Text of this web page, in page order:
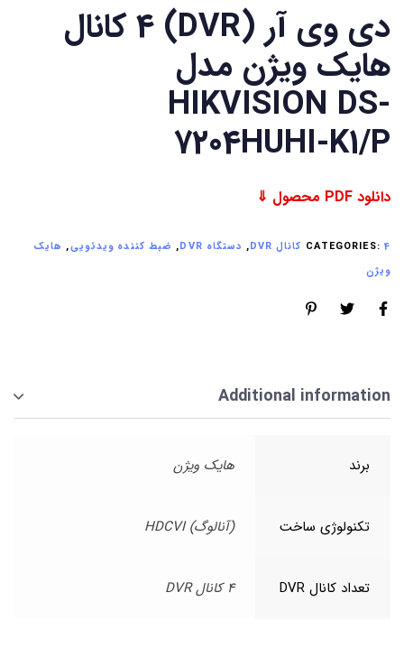
دی وی آر (DVR) 4 کانال
هایک ویژن مدل
HIKVISION DS-
7204HUHI-K1/P
دانلود PDF محصول ⇓
CATEGORIES: 4 کانال DVR , دستگاه DVR , ضبط کننده ویدئویی, هایک
ویژن
Additional information
برند هایک ویژن
تکنولوژی ساخت (آنالوگ) HDCVI
تعداد کانال DVR 4 کانال DVR